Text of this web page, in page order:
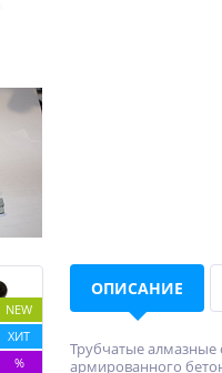
NEW
ХИТ
%
ОПИСАНИЕ
Трубчатые алмазные
армированного